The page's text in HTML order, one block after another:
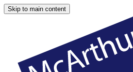
Skip to main content